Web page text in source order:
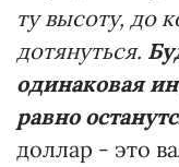
ту высоту, до
дотянуться.
одинаковая
равно
доллар - это